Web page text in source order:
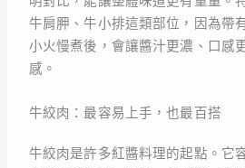
牛肩胛、牛小排這類部位，因為帶
小火慢煮後，會讓醬汁更濃、口感
感。
牛絞肉：最容易上手，也最百搭
牛絞肉是許多紅醬料理的起點。它